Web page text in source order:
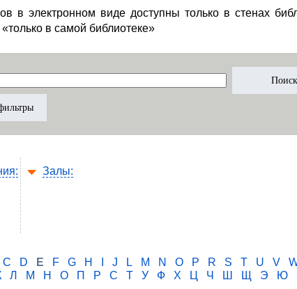
в электронном виде доступны только в стенах
«только в самой библиотеке»
Залы:
C D E F G H J L M N O P R S T U V
Л М Н О П Р С Т У Ф Х Ц Ч Ш Щ Э Ю